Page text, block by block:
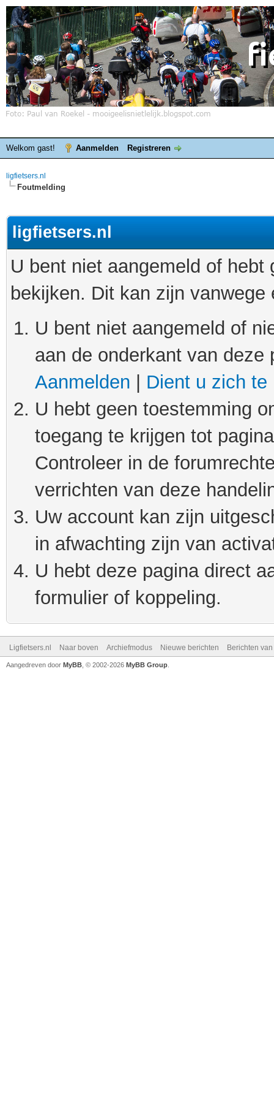
Welkom gast! Aanmelden Registreren
ligfietsers.nl
Foutmelding
ligfietsers.nl
U bent niet aangemeld of
bekijken. Dit kan zijn
U bent niet aangemeld of
aan de onderkant van
Aanmelden
Dient u zich te
U hebt geen toestemming
toegang te krijgen tot
Controleer in de
verrichten van deze
Uw account kan zijn
in afwachting zijn van
U hebt deze pagina direct
formulier of koppeling.
Ligfietsers.nl Naar boven Archiefmodus Nieuwe berichten Berichten
Aangedreven door MyBB , © 2002-2026 MyBB Group